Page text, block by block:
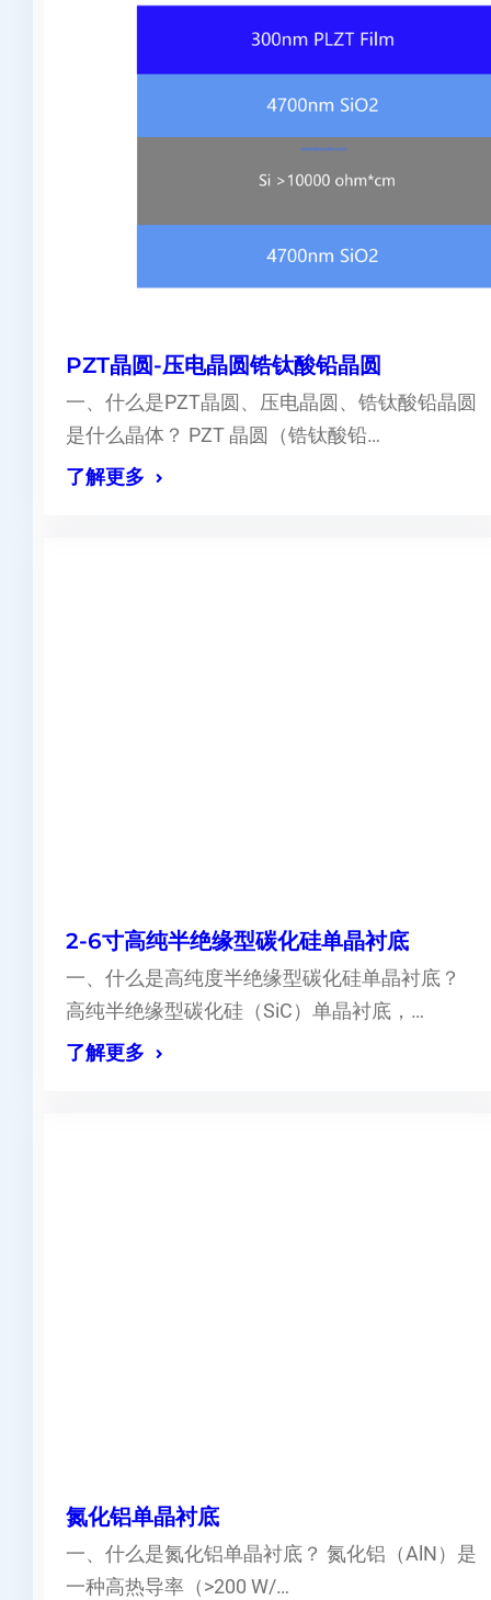
PZT晶圆-压电晶圆锆钛酸铅晶圆
一、什么是PZT晶圆、压电晶圆、锆钛酸铅晶圆
是什么晶体？ PZT 晶圆（锆钛酸铅…
了解更多
2-6寸高纯半绝缘型碳化硅单晶衬底
一、什么是高纯度半绝缘型碳化硅单晶衬底？
高纯半绝缘型碳化硅（SiC）单晶衬底，…
了解更多
氮化铝单晶衬底
一、什么是氮化铝单晶衬底？ 氮化铝（AlN）是
一种高热导率（>200 W/…